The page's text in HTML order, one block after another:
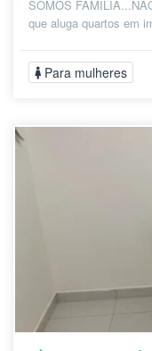
SOMOS
que aluga quartos em
Para mulheres